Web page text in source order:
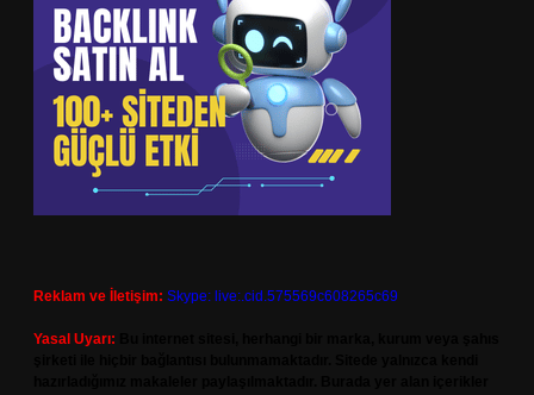
Reklam ve İletişim: Skype: live:.cid.575569c608265c69
Yasal Uyarı: